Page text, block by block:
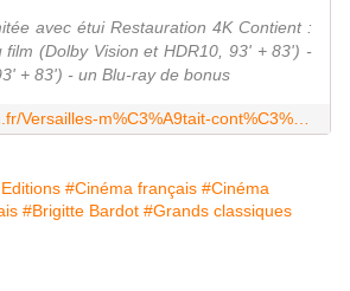
avec étui Restauration 4K Contient :
film (Dolby Vision et HDR10, 93' + 83') -
+ 83') - un Blu-ray de bonus
#Cinéma français #Cinéma
#Brigitte Bardot #Grands classiques